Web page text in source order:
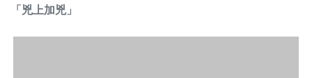
「兇上加兇」